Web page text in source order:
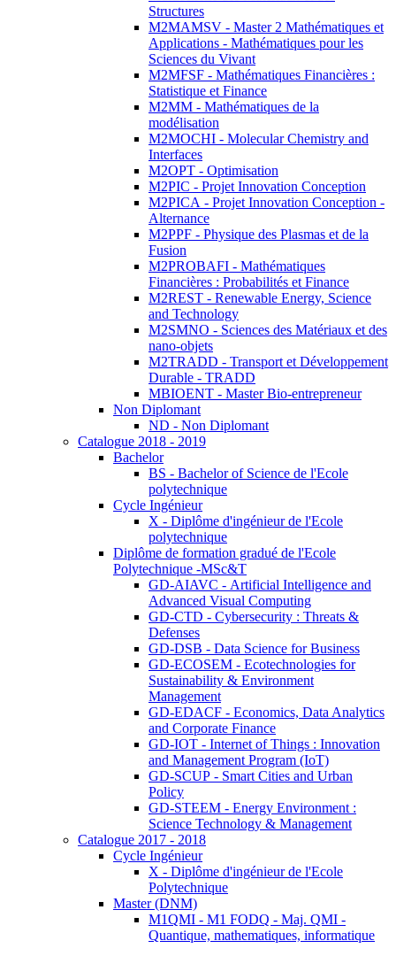
Structures
M2MAMSV - Master 2 Mathématiques et
Applications - Mathématiques pour les
Sciences du Vivant
M2MFSF - Mathématiques Financières :
Statistique et Finance
M2MM - Mathématiques de la
modélisation
M2MOCHI - Molecular Chemistry and
Interfaces
M2OPT - Optimisation
M2PIC - Projet Innovation Conception
M2PICA - Projet Innovation Conception -
Alternance
M2PPF - Physique des Plasmas et de la
Fusion
M2PROBAFI - Mathématiques
Financières : Probabilités et Finance
M2REST - Renewable Energy, Science
and Technology
M2SMNO - Sciences des Matériaux et des
nano-objets
M2TRADD - Transport et Développement
Durable - TRADD
MBIOENT - Master Bio-entrepreneur
Non Diplomant
ND - Non Diplomant
Catalogue 2018 - 2019
Bachelor
BS - Bachelor of Science de l'Ecole
polytechnique
Cycle Ingénieur
X - Diplôme d'ingénieur de l'Ecole
polytechnique
Diplôme de formation gradué de l'Ecole
Polytechnique -MSc&T
GD-AIAVC - Artificial Intelligence and
Advanced Visual Computing
GD-CTD - Cybersecurity : Threats &
Defenses
GD-DSB - Data Science for Business
GD-ECOSEM - Ecotechnologies for
Sustainability & Environment
Management
GD-EDACF - Economics, Data Analytics
and Corporate Finance
GD-IOT - Internet of Things : Innovation
and Management Program (IoT)
GD-SCUP - Smart Cities and Urban
Policy
GD-STEEM - Energy Environment :
Science Technology & Management
Catalogue 2017 - 2018
Cycle Ingénieur
X - Diplôme d'ingénieur de l'Ecole
Polytechnique
Master (DNM)
M1QMI - M1 FODQ - Maj. QMI -
Quantique, mathematiques, informatique